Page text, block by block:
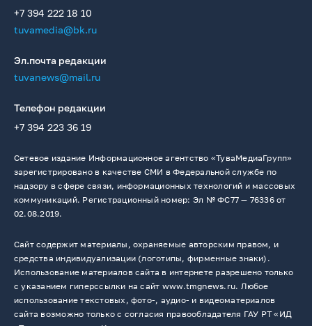
+7 394 222 18 10
tuvamedia@bk.ru
Эл.почта редакции
tuvanews@mail.ru
Телефон редакции
+7 394 223 36 19
Сетевое издание Информационное агентство «ТуваМедиаГрупп»
зарегистрировано в качестве СМИ в Федеральной службе по
надзору в сфере связи, информационных технологий и массовых
коммуникаций. Регистрационный номер: Эл № ФС77 — 76336 от
02.08.2019.
Сайт содержит материалы, охраняемые авторским правом, и
средства индивидуализации (логотипы, фирменные знаки).
Использование материалов сайта в интернете разрешено только
с указанием гиперссылки на сайт www.tmgnews.ru. Любое
использование текстовых, фото-, аудио- и видеоматериалов
сайта возможно только с согласия правообладателя ГАУ РТ «ИД